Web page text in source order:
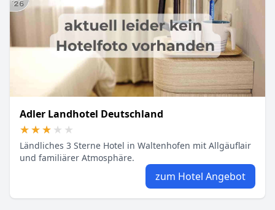
Adler Landhotel Deutschland
★★★★★
★★★★★
Ländliches 3 Sterne Hotel in Waltenhofen mit Allgäuflair
und familiärer Atmosphäre.
zum Hotel Angebot